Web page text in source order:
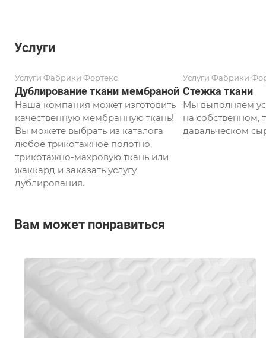
Услуги
Услуги Фабрики Фортекс
Дублирование ткани мембраной
Наша компания может изготовить
качественную мембранную ткань!
Вы можете выбрать из каталога
любое трикотажное полотно,
трикотажно-махровую ткань или
жаккард и заказать услугу
дублирования.
Услуги Фабрики
Стежка ткани
Мы выполняем
на собственном,
давальческом
Вам может понравиться